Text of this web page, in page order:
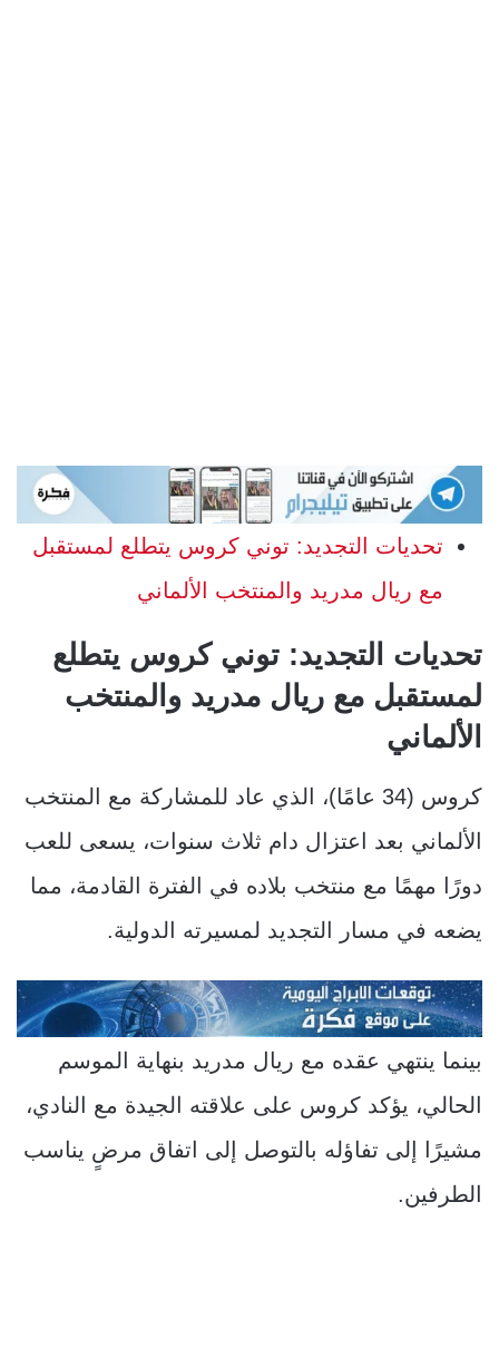
تحديات التجديد: توني كروس يتطلع لمستقبل
مع ريال مدريد والمنتخب الألماني
تحديات التجديد: توني كروس يتطلع
لمستقبل مع ريال مدريد والمنتخب
الألماني
كروس (34 عامًا)، الذي عاد للمشاركة مع المنتخب
الألماني بعد اعتزال دام ثلاث سنوات، يسعى للعب
دورًا مهمًا مع منتخب بلاده في الفترة القادمة، مما
يضعه في مسار التجديد لمسيرته الدولية.
بينما ينتهي عقده مع ريال مدريد بنهاية الموسم
الحالي، يؤكد كروس على علاقته الجيدة مع النادي،
مشيرًا إلى تفاؤله بالتوصل إلى اتفاق مرضٍ يناسب
الطرفين.